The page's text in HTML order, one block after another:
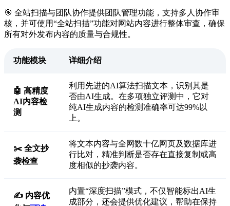
🎯 全站扫描与团队协作提供团队管理功能，支持多人协作审
核，并可使用“全站扫描”功能对网站内容进行整体审查，确保
所有对外发布内容的质量与合规性。
功能模块 详细介绍
🤖 高精度
AI内容检
测
利用先进的AI算法扫描文本，识别其是
否由AI生成。在多项独立评测中，它对
纯AI生成内容的检测准确率可达99%以
上。
✂️ 全文抄
袭检查
将文本内容与全网数十亿网页及数据库进
行比对，精准判断是否存在直接复制或高
度相似的抄袭内容。
✍️ 内容优
内置“深度扫描”模式，不仅智能标出AI生
成部分，还会提供优化建议，帮助在保持